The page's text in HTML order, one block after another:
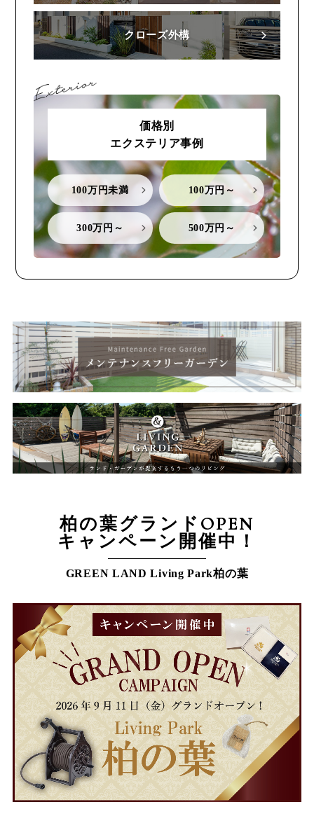
クローズ外構
価格別
エクステリア事例
100万円未満 100万円～
300万円～ 500万円～
柏の葉グランドOPEN
キャンペーン開催中！
GREEN LAND Living Park柏の葉